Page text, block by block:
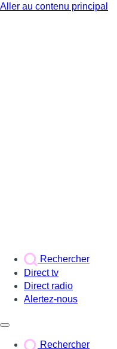
Aller au contenu principal
Rechercher
Direct tv
Direct radio
Alertez-nous
Rechercher